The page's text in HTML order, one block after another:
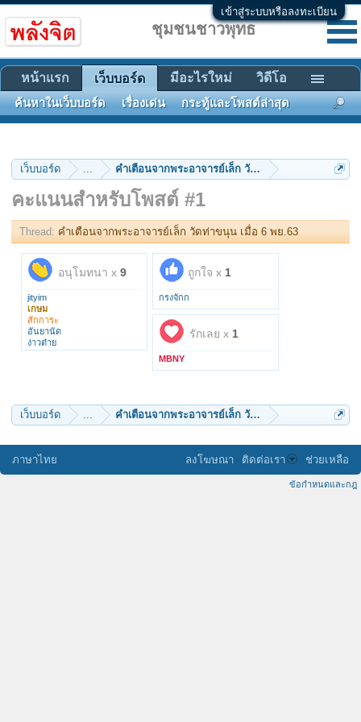
เข้าสู่ระบบหรือลงทะเบียน
เว็บบอร์ด ... คําเตือนจากพระอาจารย์เล็ก วัดท่าขนุน เมื่อ 6 พย.63
คะแนนสำหรับโพสต์ #1
Thread: คําเตือนจากพระอาจารย์เล็ก วัดท่าขนุน เมื่อ 6 พย.63
อนุโมทนา x 9
jityim
เกษม
สักการะ
อันยานัด
ง่าวต๋าย
s3515941
ถูกใจ x 1
กรงจักก
รักเลย x 1
MBNY
เว็บบอร์ด ... คําเตือนจากพระอาจารย์เล็ก วัดท่าขนุน เมื่อ 6 พย.63
ชุมชนชาวพุทธ
หน้าแรก เว็บบอร์ด
ค้นหาในเว็บบอร์ด เรื่องเด่น กระทู้และโพสต์ล่าสุด
มีอะไรใหม่ วิดีโอ
ภาษาไทย ลงโฆษณา ติดต่อเรา ช่วยเหลือ
ข้อกำหนดและกฎ